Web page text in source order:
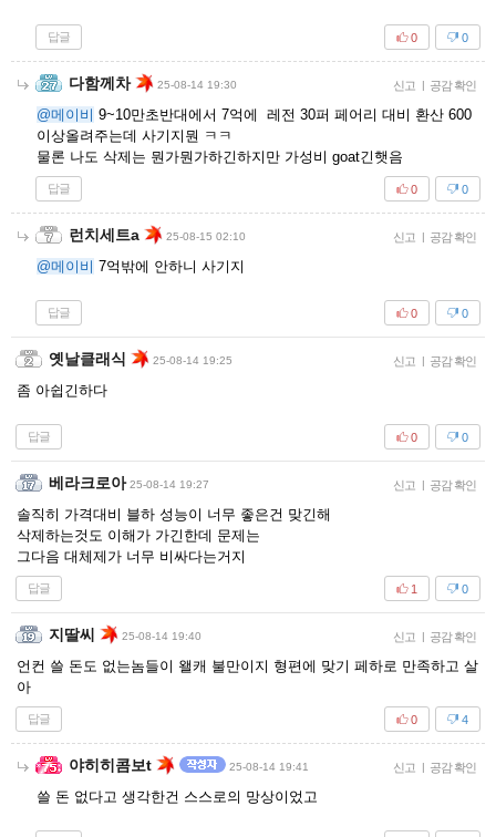
답글 0
0
다함께차 25-08-14 19:30 신고 | 공감 확인
@메이비 9~10만초반대에서 7억에 레전 30퍼 페어리 대비 환산 600
이상올려주는데 사기지뭔 ㅋㅋ
물론 나도 삭제는 뭔가뭔가하긴하지만 가성비 goat긴햇음
답글 0
0
런치세트a 25-08-15 02:10 신고 | 공감 확인
@메이비 7억밖에 안하니 사기지
답글 0
0
옛날클래식 25-08-14 19:25 신고 | 공감 확인
좀 아쉽긴하다
답글 0
0
베라크로아 25-08-14 19:27 신고 | 공감 확인
솔직히 가격대비 블하 성능이 너무 좋은건 맞긴해
삭제하는것도 이해가 가긴한데 문제는
그다음 대체제가 너무 비싸다는거지
답글 0
1
지딸씨 25-08-14 19:40 신고 | 공감 확인
언컨 쓸 돈도 없는놈들이 왤캐 불만이지 형편에 맞기 페하로 만족하고 살
아
답글 4
0
야히히콤보t 25-08-14 19:41 신고 | 공감 확인
쓸 돈 없다고 생각한건 스스로의 망상이었고